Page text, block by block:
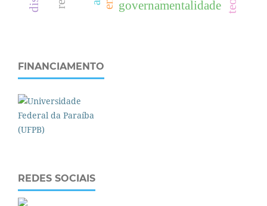
governamentalidade
FINANCIAMENTO
REDES SOCIAIS